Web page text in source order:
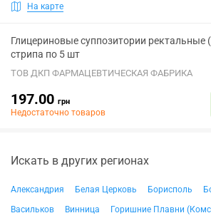
На карте
Глицериновые суппозитории ректальные
стрипа по 5 шт
ТОВ ДКП ФАРМАЦЕВТИЧЕСКАЯ ФАБРИКА
197.00 грн
Недостаточно товаров
Искать в других регионах
Александрия Белая Церковь Борисполь
Васильков
Винница Горишние Плавни